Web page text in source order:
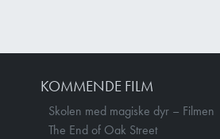
KOMMENDE FILM
Skolen med magiske dyr – Filmen
The End of Oak Street